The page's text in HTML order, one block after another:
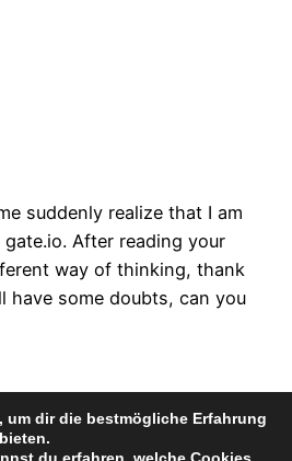
suddenly realize that I am
After reading your
way of thinking, thank
have some doubts, can you
um dir die bestmögliche Erfahrung